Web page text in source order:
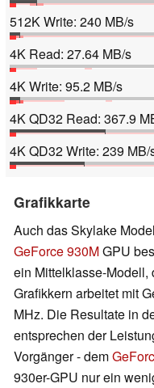
512K Write: 240 MB/s
4K Read: 27.64 MB/s
4K Write: 95.2 MB/s
4K QD32 Read: 367.9
4K QD32 Write: 239 MB/
Grafikkarte
Auch das Skylake
GeForce 930MGPU
ein Mittelklasse-Modell,
Grafikkern arbeitet mit
MHz. Die Resultate in
entsprechen der
Vorgänger - dem
930er-GPU nur ein